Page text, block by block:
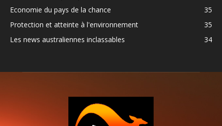
Economie du pays de la chance
35
Protection et atteinte à l'environnement
35
Les news australiennes inclassables
34